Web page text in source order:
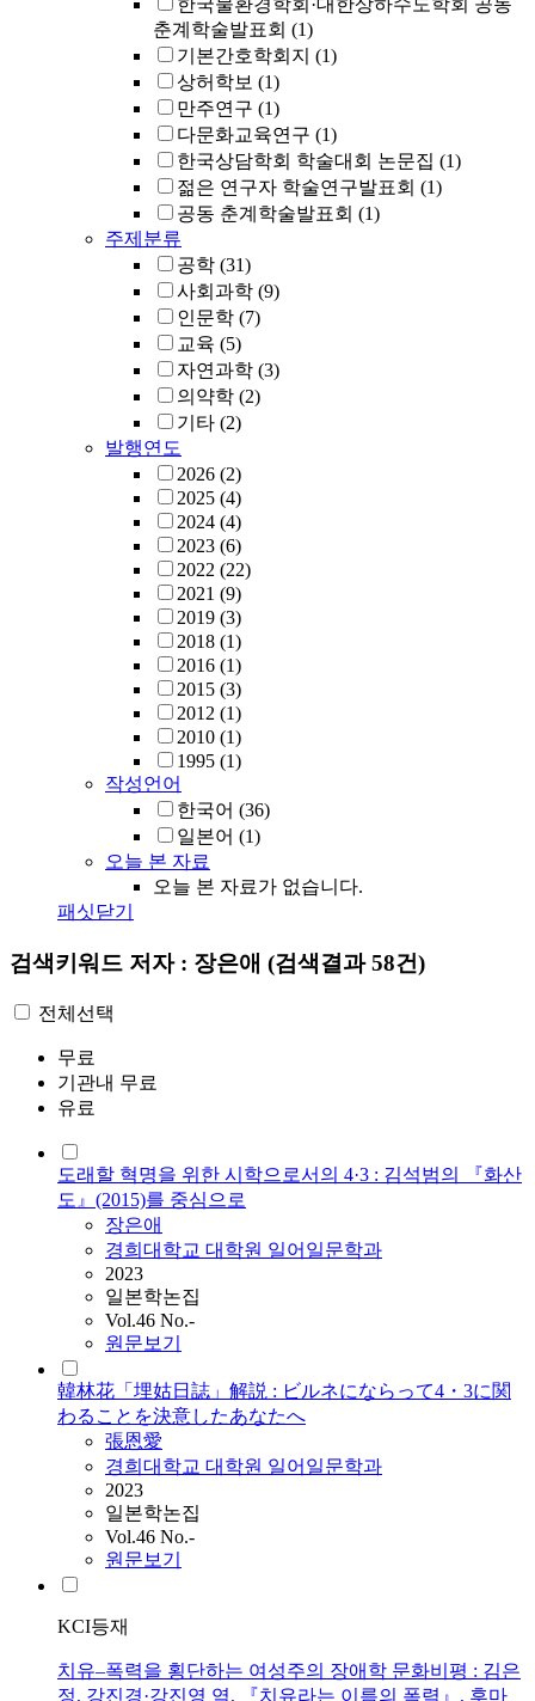
한국물환경학회·대한상하수도학회 공동
춘계학술발표회 (1)
기본간호학회지 (1)
상허학보 (1)
만주연구 (1)
다문화교육연구 (1)
한국상담학회 학술대회 논문집 (1)
젊은 연구자 학술연구발표회 (1)
공동 춘계학술발표회 (1)
주제분류
공학 (31)
사회과학 (9)
인문학 (7)
교육 (5)
자연과학 (3)
의약학 (2)
기타 (2)
발행연도
2026 (2)
2025 (4)
2024 (4)
2023 (6)
2022 (22)
2021 (9)
2019 (3)
2018 (1)
2016 (1)
2015 (3)
2012 (1)
2010 (1)
1995 (1)
작성언어
한국어 (36)
일본어 (1)
오늘 본 자료
오늘 본 자료가 없습니다.
패싯닫기
검색키워드 저자 : 장은애 (검색결과 58건)
전체선택
무료
기관내 무료
유료
도래할 혁명을 위한 시학으로서의 4·3 : 김석범의 『화산
도』(2015)를 중심으로
장은애
경희대학교 대학원 일어일문학과
2023
일본학논집
Vol.46 No.-
원문보기
韓林花「埋姑日誌」解説 : ビルネにならって4・3に関
わることを決意したあなたへ
張恩愛
경희대학교 대학원 일어일문학과
2023
일본학논집
Vol.46 No.-
원문보기
KCI등재
치유–폭력을 횡단하는 여성주의 장애학 문화비평 : 김은
정, 강진경·강진영 역, 『치유라는 이름의 폭력』, 후마